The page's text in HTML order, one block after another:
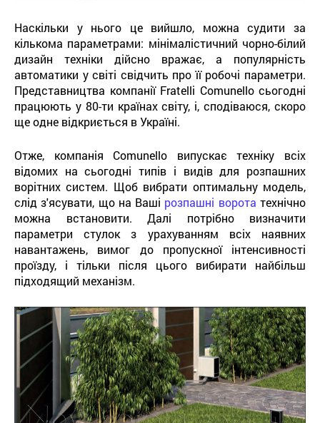
Наскільки у нього це вийшло, можна судити за
кількома параметрами: мінімалістичний чорно-білий
дизайн техніки дійсно вражає, а популярність
автоматики у світі свідчить про її робочі параметри.
Представництва компанії Fratelli Comunello сьогодні
працюють у 80-ти країнах світу, і, сподіваюся, скоро
ще одне відкриється в Україні.
Отже, компанія Comunello випускає техніку всіх
відомих на сьогодні типів і видів для розпашних
ворітних систем. Щоб вибрати оптимальну модель,
слід з'ясувати, що на Ваші розпашні ворота технічно
можна встановити. Далі потрібно визначити
параметри стулок з урахуванням всіх наявних
навантажень, вимог до пропускної інтенсивності
проїзду, і тільки після цього вибирати найбільш
підходящий механізм.